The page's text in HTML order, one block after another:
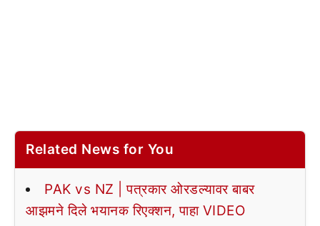
Related News for You
PAK vs NZ | पत्रकार ओरडल्यावर बाबर
आझमने दिले भयानक रिएक्शन, पाहा VIDEO